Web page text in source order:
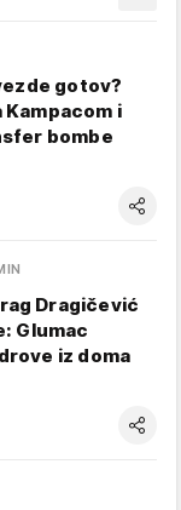
gotov?
Kampacom i
bombe
Dragičević
Glumac
iz doma